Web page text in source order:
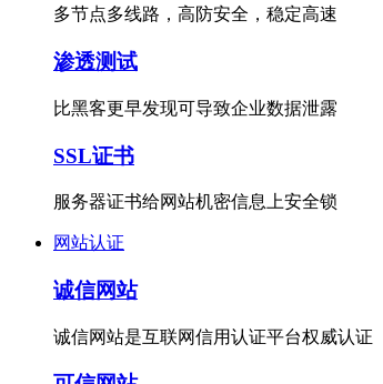
多节点多线路，高防安全，稳定高速
渗透测试
比黑客更早发现可导致企业数据泄露
SSL证书
服务器证书给网站机密信息上安全锁
网站认证
诚信网站
诚信网站是互联网信用认证平台权威认证